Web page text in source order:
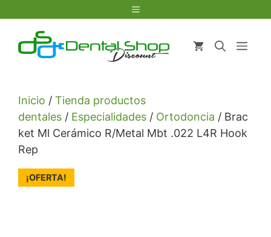
contenido
Menú
Inicio / Tienda productos
dentales / Especialidades / Ortodoncia / Brac
ket Ml Cerámico R/Metal Mbt .022 L4R Hook
Rep
¡OFERTA!